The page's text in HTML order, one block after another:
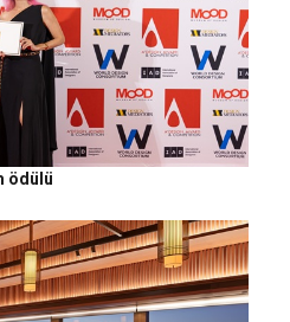
ödülü